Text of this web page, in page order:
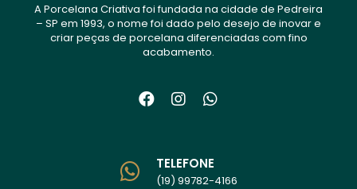
A Porcelana Criativa foi fundada na cidade de Pedreira
– SP em 1993, o nome foi dado pelo desejo de inovar e
criar peças de porcelana diferenciadas com fino
acabamento.
TELEFONE
(19) 99782-4166